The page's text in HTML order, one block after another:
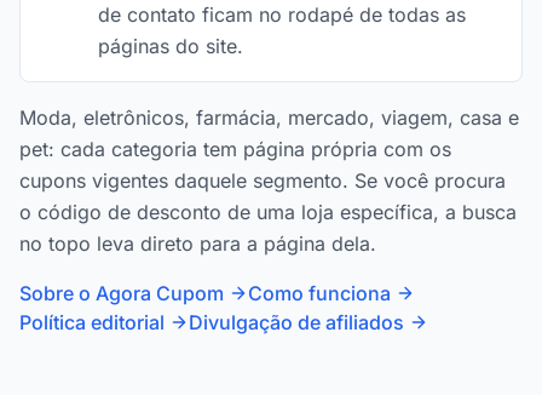
de contato ficam no rodapé de todas as
páginas do site.
Moda, eletrônicos, farmácia, mercado, viagem, casa e
pet: cada categoria tem página própria com os
cupons vigentes daquele segmento. Se você procura
o código de desconto de uma loja específica, a busca
no topo leva direto para a página dela.
Sobre o Agora Cupom
Como funciona
Política editorial
Divulgação de afiliados